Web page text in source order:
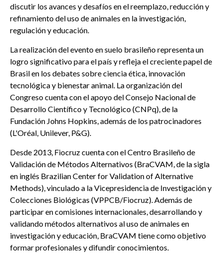
discutir los avances y desafíos en el reemplazo, reducción y
refinamiento del uso de animales en la investigación,
regulación y educación.
La realización del evento en suelo brasileño representa un
logro significativo para el país y refleja el creciente papel de
Brasil en los debates sobre ciencia ética, innovación
tecnológica y bienestar animal. La organización del
Congreso cuenta con el apoyo del Consejo Nacional de
Desarrollo Científico y Tecnológico (CNPq), de la
Fundación Johns Hopkins, además de los patrocinadores
(L'Oréal, Unilever, P&G).
Desde 2013, Fiocruz cuenta con el Centro Brasileño de
Validación de Métodos Alternativos (BraCVAM, de la sigla
en inglés Brazilian Center for Validation of Alternative
Methods), vinculado a la Vicepresidencia de Investigación y
Colecciones Biológicas (VPPCB/Fiocruz). Además de
participar en comisiones internacionales, desarrollando y
validando métodos alternativos al uso de animales en
investigación y educación, BraCVAM tiene como objetivo
formar profesionales y difundir conocimientos.